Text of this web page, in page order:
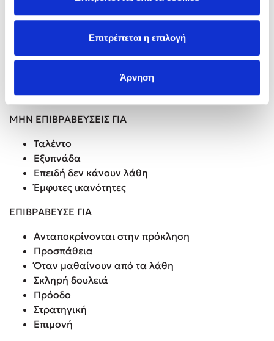
Επιτρέπεται η επιλογή
Άρνηση
μέρες της εβδομάδας δηλώνουν αρνητικό
συζητήσει μαζί τους με απώτερο στόχο τη
συναισθηματική απελευθέρωση και ηρεμία των
Bonus!
ΜΗΝ ΕΠΙΒΡΑΒΕΥΣΕΙΣ ΓΙΑ
Ταλέντο
Εξυπνάδα
Επειδή δεν κάνουν λάθη
Έμφυτες ικανότητες
ΕΠΙΒΡΑΒΕΥΣΕ ΓΙΑ
Ανταποκρίνονται στην πρόκληση
Προσπάθεια
Όταν μαθαίνουν από τα λάθη
Σκληρή δουλειά
Πρόοδο
Στρατηγική
Επιμονή